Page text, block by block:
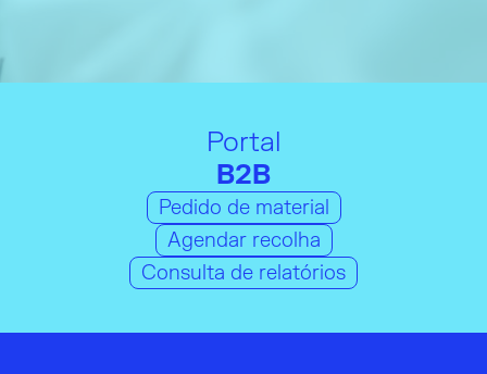
Portal
B2B
Pedido de material
Agendar recolha
Consulta de relatórios